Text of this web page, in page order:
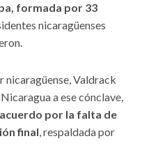
formada por 33
nicaragüenses
nicaragüense, Valdrack
a ese cónclave,
por la falta de
final, respaldada por